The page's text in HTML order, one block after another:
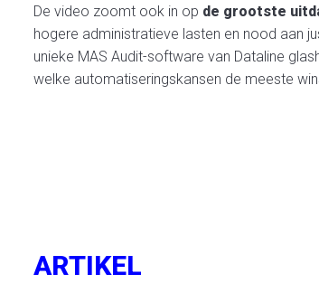
De video zoomt ook in op de grootste
hogere administratieve lasten en nood aan
unieke MAS Audit-software van Dataline
welke automatiseringskansen de meeste
ARTIKEL